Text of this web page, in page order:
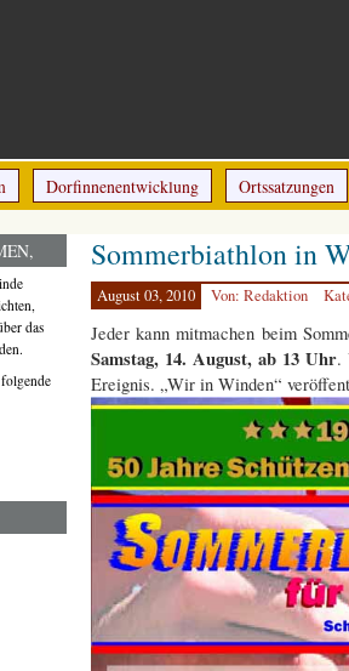
Dorfinnenentwicklung Ortssatzungen
Sommerbiathlon in
August 03, 2010 Von: Redaktion
Jeder kann mitmachen beim
Samstag, 14. August, ab 13 Uhr.
Ereignis. „Wir in Winden“
das